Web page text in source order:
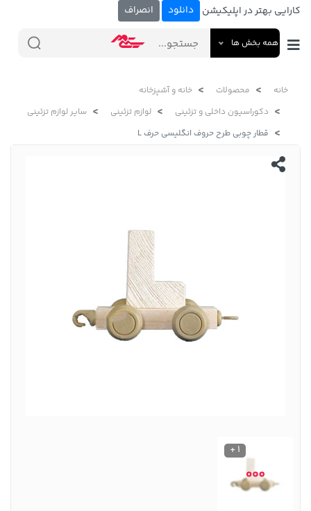
کارایی بهتر در اپلیکیشن دانلود انصراف
همه بخش ها
خانه محصولات
خانه و آشپزخانه
دکوراسیون داخلی و تزئینی
لوازم تزئینی
سایر لوازم تزئینی
قطار چوبی طرح حروف انگلیسی حرف L
1 +